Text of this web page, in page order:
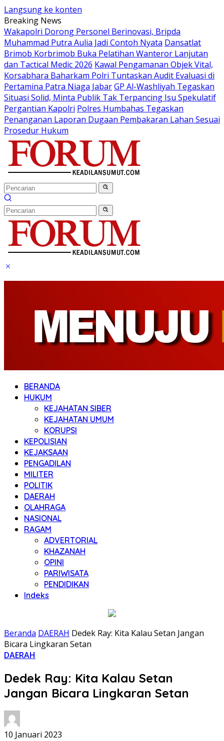
Langsung ke konten
Breaking News
Wakapolri Dorong Personel Berinovasi, Bripda
Muhammad Putra Aulia Jadi Contoh Nyata Dansatlat
Brimob Korbrimob Buka Pelatihan Wanteror Lanjutan
dan Tactical Medic 2026 Kawal Pengamanan Objek Vital,
Korsabhara Baharkam Polri Tuntaskan Audit Evaluasi di
Pertamina Patra Niaga JabarGP Al-Washliyah Tegaskan
Situasi Solid, Minta Publik Tak Terpancing Isu Spekulatif
Pergantian Kapolri Polres Humbahas Tegaskan
Penanganan Laporan Dugaan Pembakaran Lahan Sesuai
Prosedur Hukum
BERANDA
HUKUM
KEJAHATAN SIBER
KEJAHATAN UMUM
KORUPSI
KEPOLISIAN
KEJAKSAAN
PENGADILAN
MILITER
POLITIK
DAERAH
OLAHRAGA
NASIONAL
RAGAM
ADVERTORIAL
KHAZANAH
OPINI
PARIWISATA
PENDIDIKAN
Indeks
Beranda DAERAH Dedek Ray: Kita Kalau Setan Jangan
Bicara Lingkaran Setan
DAERAH
Dedek Ray: Kita Kalau Setan
Jangan Bicara Lingkaran Setan
10 Januari 2023